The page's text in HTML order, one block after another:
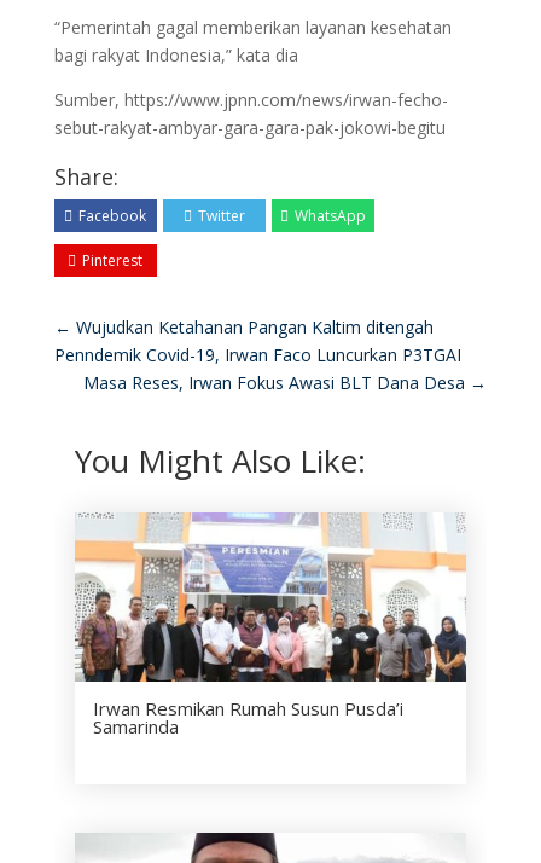
“Pemerintah gagal memberikan layanan kesehatan
bagi rakyat Indonesia,” kata dia
Sumber, https://www.jpnn.com/news/irwan-fecho-
sebut-rakyat-ambyar-gara-gara-pak-jokowi-begitu
Share:
Facebook Twitter WhatsApp
Pinterest
← Wujudkan Ketahanan Pangan Kaltim ditengah
Penndemik Covid-19, Irwan Faco Luncurkan P3TGAI
Masa Reses, Irwan Fokus Awasi BLT Dana Desa →
You Might Also Like:
Irwan Resmikan Rumah Susun Pusda’i
Samarinda